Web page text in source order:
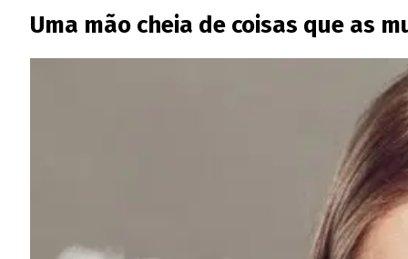
Uma mão cheia de coisas que as